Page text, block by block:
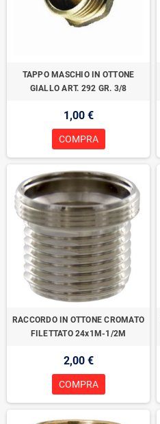
TAPPO MASCHIO IN OTTONE
GIALLO ART. 292 GR. 3/8
1,00 €
COMPRA
RACCORDO IN OTTONE CROMATO
FILETTATO 24x1M-1/2M
2,00 €
COMPRA